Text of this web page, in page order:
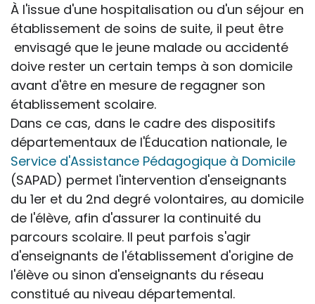
À l'issue d'une hospitalisation ou d'un séjour en
établissement de soins de suite, il peut être
envisagé que le jeune malade ou accidenté
doive rester un certain temps à son domicile
avant d'être en mesure de regagner son
établissement scolaire.
Dans ce cas, dans le cadre des dispositifs
départementaux de l'Éducation nationale, le
Service d'Assistance Pédagogique à Domicile
(SAPAD) permet l'intervention d'enseignants
du 1er et du 2nd degré volontaires, au domicile
de l'élève, afin d'assurer la continuité du
parcours scolaire. Il peut parfois s'agir
d'enseignants de l'établissement d'origine de
l'élève ou sinon d'enseignants du réseau
constitué au niveau départemental.